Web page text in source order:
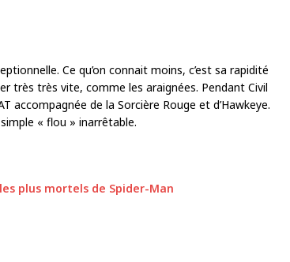
Ce qu’on connait moins, c’est sa rapidité
très très vite, comme les araignées. Pendant Civil
accompagnée de la Sorcière Rouge et d’Hawkeye.
simple « flou » inarrêtable.
plus mortels de Spider-Man